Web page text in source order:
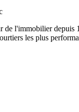
de l'immobilier depuis
les plus